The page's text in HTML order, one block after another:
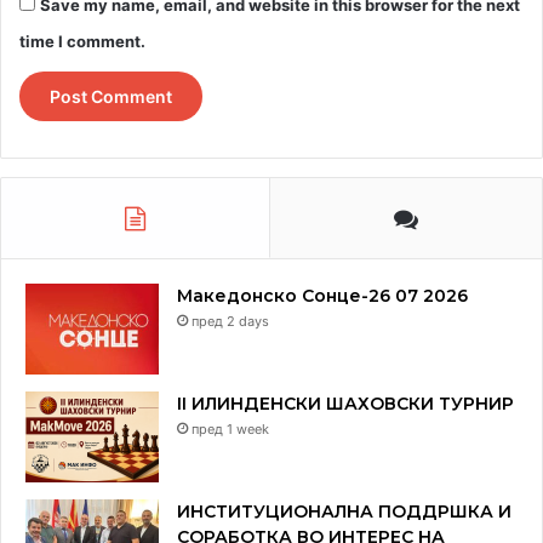
што ги поврзува нашите две земји Србија и Македонија
– вели вд амбасадорката Михаела Веселинов.
Save my name, email, and website in this browser for the next
time I comment.
Македонско Сонце-26 07 2026
пред 2 days
II ИЛИНДЕНСКИ ШАХОВСКИ ТУРНИР
пред 1 week
ИНСТИТУЦИОНАЛНА ПОДДРШКА И
СОРАБОТКА ВО ИНТЕРЕС НА